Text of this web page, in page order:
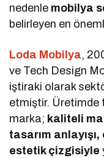
nedenle mobilya
belirleyen en
Loda Mobilya,
ve Tech Design
iştiraki olarak
etmiştir. Üretimde
marka; kaliteli
tasarım
estetik çizgisiyle